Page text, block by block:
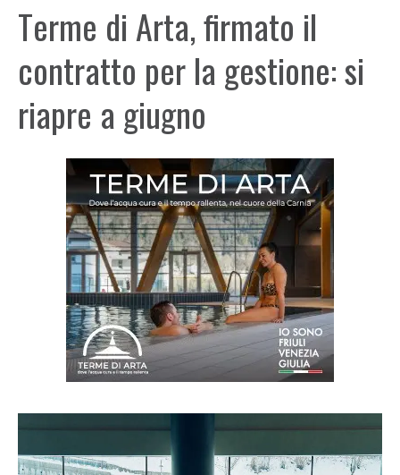
Terme di Arta, firmato il
contratto per la gestione: si
riapre a giugno